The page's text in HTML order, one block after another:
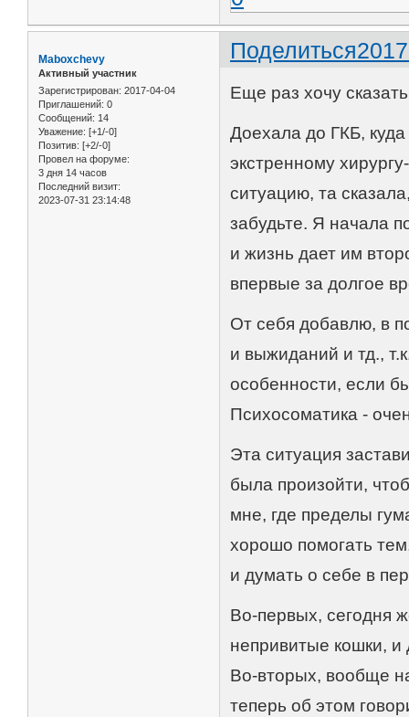
Поделиться
Maboxchevy
Активный участник
Зарегистрирован: 2017-04-04
Приглашений: 0
Сообщений: 14
Уважение: [+1/-0]
Позитив: [+2/-0]
Провел на форуме:
3 дня 14 часов
Последний визит:
2023-07-31 23:14:48
Еще раз хочу
Доехала до ГКБ,
экстренному
ситуацию, та
забудьте. Я начала
и жизнь дает им
впервые за долгое
От себя добавлю, в
и выжиданий и тд.,
особенности, если
Психосоматика -
Эта ситуация
была произойти,
мне, где пределы
хорошо помогать
и думать о себе в
Во-первых, сегодня
непривитые кошки, и
Во-вторых, вообще
теперь об этом